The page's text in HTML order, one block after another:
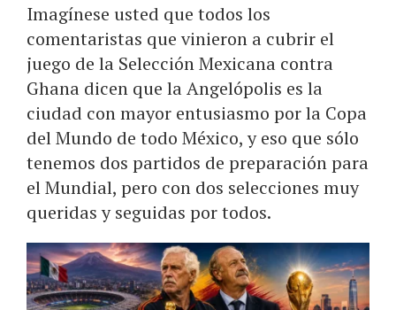
Imagínese usted que todos los
comentaristas que vinieron a cubrir el
juego de la Selección Mexicana contra
Ghana dicen que la Angelópolis es la
ciudad con mayor entusiasmo por la Copa
del Mundo de todo México, y eso que sólo
tenemos dos partidos de preparación para
el Mundial, pero con dos selecciones muy
queridas y seguidas por todos.